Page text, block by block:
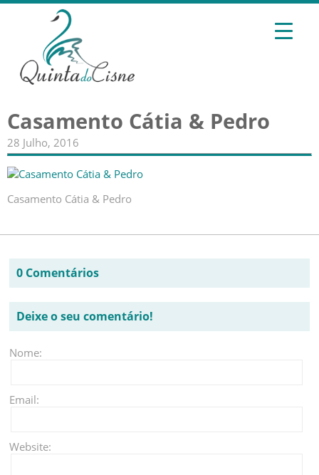
Casamento Cátia & Pedro
28 Julho, 2016
Casamento Cátia & Pedro
0 Comentários
Deixe o seu comentário!
Nome:
Email:
Website: